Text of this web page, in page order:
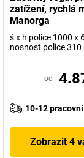
zatížení, rychlá
Manorga
š x h police 1000 x
nosnost police 310
od
10-12
Zobrazit 4